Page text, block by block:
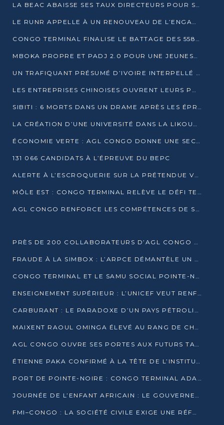
LA BEAC ABAISSE SES TAUX DIRECTEURS POUR SOUTENIR LA CROISSANCE EN ZONE CEMAC
LE RUNR APPELLE À UN RENOUVEAU DE L’ENGAGEMENT MILITANT
CONGO TERMINAL FINALISE LE BATTAGE DES 558 PIEUX DU FUTUR QUAI DU MÔLE EST
MBOKA PROPRE ET PADJ 2.0 POUR UNE JEUNESSE PLUS AUTONOME
UN TRAFIQUANT PRÉSUMÉ D’IVOIRE INTERPELLÉ À DOLISIE
LES ENTREPRISES CHINOISES OUVRENT LEURS PORTES AUX JEUNES DIPLÔMÉS
SIBITI : 6 MORTS DANS UN DRAME APRÈS LES ÉPREUVES DU BEPC
LA CRÉATION D’UNE UNIVERSITÉ DANS LA LIKOUALA AU CŒUR D’UNE RÉFLEXION NATIONALE
ÉCONOMIE VERTE : AGL CONGO DONNE UNE SECONDE VIE À SES DÉCHETS INDUSTRIELS
131 066 CANDIDATS À L’ÉPREUVE DU BEPC
ALERTE À L’ESCROQUERIE SUR LA PRÉTENDUE VENTE DE PARCELLES AFAT
MÔLE EST : CONGO TERMINAL RELÈVE LE DÉFI TECHNIQUE DES SABLES BITUMINEUX
AGL CONGO RENFORCE LES COMPÉTENCES DE SES ÉQUIPES AVEC LA CERTIFICATION CACES® R483
PRÈS DE 200 COLLABORATEURS D’AGL CONGO EN FORMATION JUSQU’EN JUILLET
FRAUDE À LA SIMBOX : L’ARPCE DÉMANTÈLE UN RÉSEAU UTILISANT DES CARTES SIM OUGANDAISES
CONGO TERMINAL ET LE SAMU SOCIAL POINTE-NOIRE RENOUVELLENT LEUR PARTENARIAT EN FAVEUR DES JEUNES VULNÉRABLES
ENSEIGNEMENT SUPÉRIEUR : L’UNICEF VEUT RENFORCER LA RECHERCHE SUR LES QUESTIONS DE L’ENFANCE
CARBURANT : LE PARADOXE D’UN PAYS PÉTROLIER CONFRONTÉ À DES PÉNURIES RÉCURRENTES
MAIXENT RAOUL OMINGA ÉLEVÉ AU RANG DE CHEVALIER DE L’ORDRE DE L’AMITIÉ ENTRE LA RUSSIE ET LE CONGO
AGL CONGO OUVRE SES PORTES AUX FUTURS TALENTS DE LA LOGISTIQUE
ÉTIENNE PAKA CONFIRMÉ À LA TÊTE DE L’INSTITUT GÉOGRAPHIQUE NATIONAL
PORT DE POINTE-NOIRE : CONGO TERMINAL ADAPTE SON DRAGAGE AUX SABLES BITUMINEUX
JOURNÉE DE L’ENFANT AFRICAIN : LE GOUVERNEMENT RÉAFFIRME SON ENGAGEMENT POUR L’ACCÈS À L’EAU ET À L’ASSAINISSEMENT
FMI–CONGO : LA SOCIÉTÉ CIVILE EXIGE UNE RÉFORME DE LA FISCALITÉ PÉTROLIÈRE